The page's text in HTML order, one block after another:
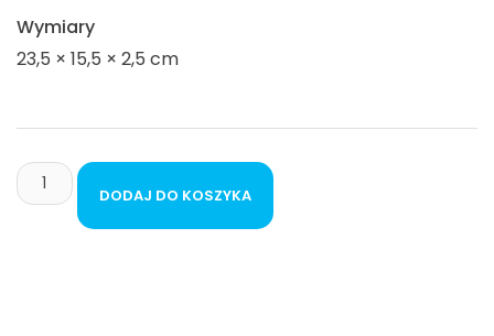
Wymiary
23,5 × 15,5 × 2,5 cm
DODAJ DO KOSZYKA